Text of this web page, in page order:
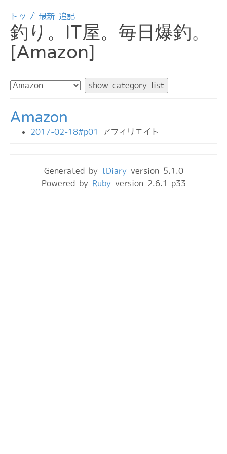
トップ 最新 追記
釣り。IT屋。毎日爆釣。
[Amazon]
Amazon
2017-02-18#p01 アフィリエイト
Generated by tDiary version 5.1.0
Powered by Ruby version 2.6.1-p33